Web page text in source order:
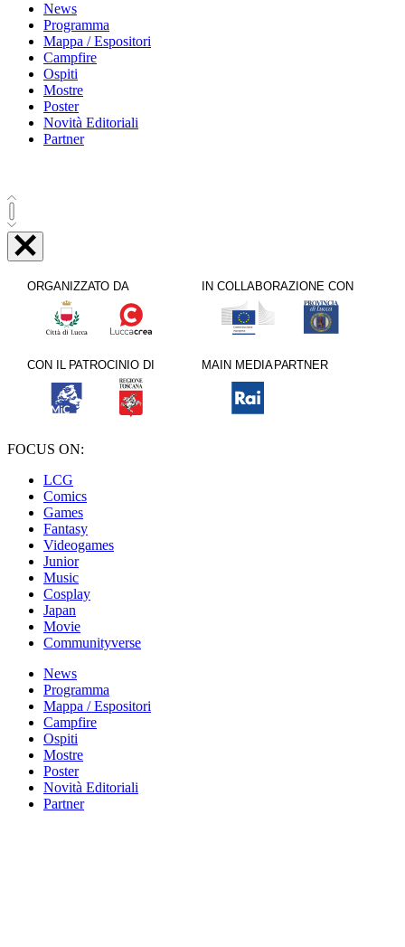
News
Programma
Mappa / Espositori
Campfire
Ospiti
Mostre
Poster
Novità Editoriali
Partner
FOCUS ON:
LCG
Comics
Games
Fantasy
Videogames
Junior
Music
Cosplay
Japan
Movie
Communityverse
News
Programma
Mappa / Espositori
Campfire
Ospiti
Mostre
Poster
Novità Editoriali
Partner